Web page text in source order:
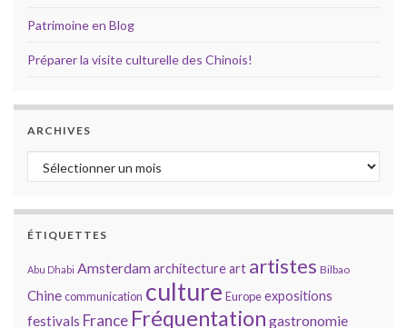
Patrimoine en Blog
Préparer la visite culturelle des Chinois!
ARCHIVES
Archives
ÉTIQUETTES
Abu Dhabi Amsterdamarchitectureart artistes Bilbao
Chinecommunication culture Europeexpositions
festivals France Fréquentation gastronomie